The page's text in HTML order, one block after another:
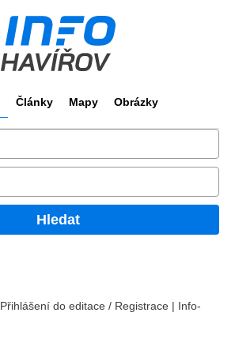
Články Mapy Obrázky
Hledat
Přihlášení do editace / Registrace | Info-